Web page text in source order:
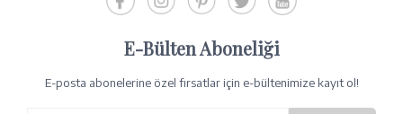
E-Bülten Aboneliği
E-posta abonelerine özel fırsatlar için e-bültenimize kayıt ol!